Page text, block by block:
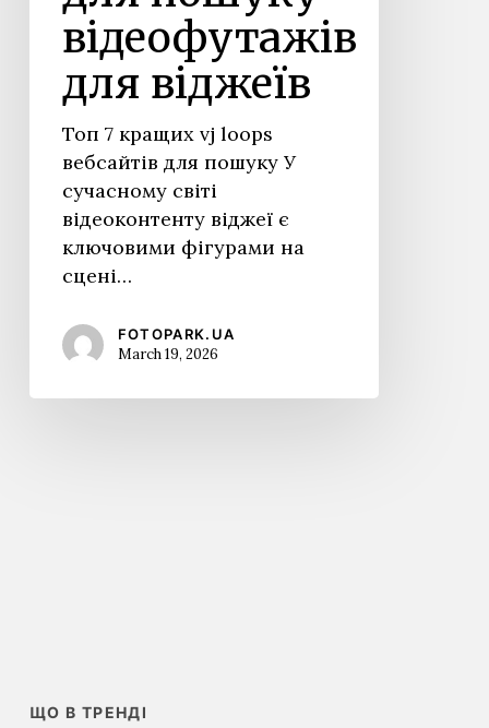
відеофутажів
для віджеїв
Топ 7 кращих vj loops
вебсайтів для пошуку У
сучасному світі
відеоконтенту віджеї є
ключовими фігурами на
сцені…
FOTOPARK.UA
March 19, 2026
ЩО В ТРЕНДІ